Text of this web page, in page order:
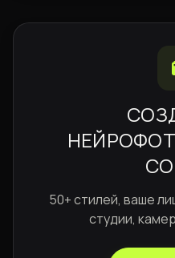
50+ стилей, ваше
студии,